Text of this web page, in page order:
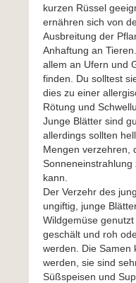
kurzen Rüssel
ernähren sich von
Ausbreitung der
Anhaftung an
allem an Ufern und
finden. Du solltest
dies zu einer
Rötung und
Junge Blätter sind
allerdings sollten
Mengen verzehren,
Sonneneinstrahlung
kann.
Der Verzehr des
ungiftig, junge
Wildgemüse
geschält und roh
werden. Die Samen
werden, sie sind
Süßspeisen und